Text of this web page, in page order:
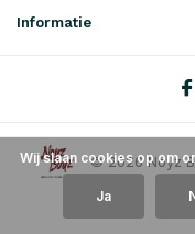
Informatie
© 2026 Noyz
Wij slaan cookies op om
Ja